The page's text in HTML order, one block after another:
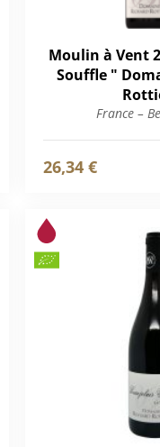
Moulin à Vent
Souffle "
France –
26,34 €